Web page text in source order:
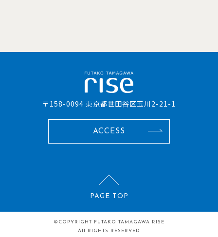
〒158-0094 東京都世田谷区玉川2-21-1
ACCESS
PAGE TOP
©COPYRIGHT FUTAKO TAMAGAWA RISE
All RIGHTS RESERVED